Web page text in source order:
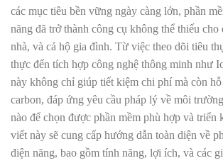
các mục tiêu bền vững ngày càng lớn, phần
năng đã trở thành công cụ không thể thiếu cho
nhà, và cả hộ gia đình. Từ việc theo dõi tiêu
thực đến tích hợp công nghệ thông minh như
này không chỉ giúp tiết kiệm chi phí mà còn
carbon, đáp ứng yêu cầu pháp lý về môi
nào để chọn được phần mềm phù hợp và triển
viết này sẽ cung cấp hướng dẫn toàn diện về
điện năng, bao gồm tính năng, lợi ích, và các